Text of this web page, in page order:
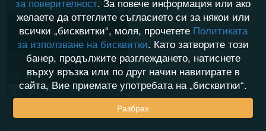
17.01.2025
желаете да оттеглите съгласието си за някои или
всички „бисквитки“, моля, прочетете Политиката
за използване на бисквитки. Като затворите този
банер, продължите разглеждането, натиснете
върху връзка или по друг начин навигирате в
сайта, Вие приемате употребата на „бисквитки“.
Разбрах